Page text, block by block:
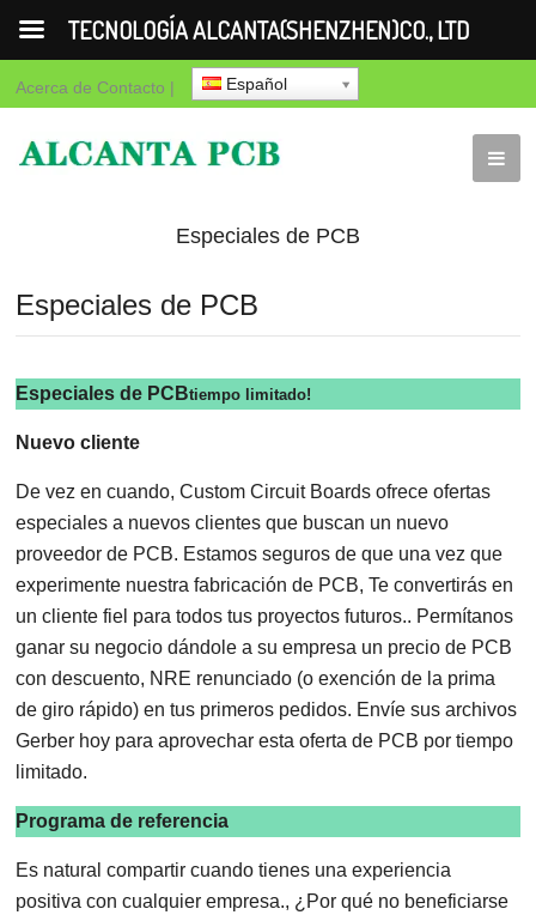
Acerca de Contacto | Español
Especiales de PCB
Especiales de PCB
Especiales de PCBtiempo limitado!
Nuevo cliente
De vez en cuando, Custom Circuit Boards ofrece ofertas
especiales a nuevos clientes que buscan un nuevo
proveedor de PCB. Estamos seguros de que una vez que
experimente nuestra fabricación de PCB, Te convertirás en
un cliente fiel para todos tus proyectos futuros.. Permítanos
ganar su negocio dándole a su empresa un precio de PCB
con descuento, NRE renunciado (o exención de la prima
de giro rápido) en tus primeros pedidos. Envíe sus archivos
Gerber hoy para aprovechar esta oferta de PCB por tiempo
limitado.
Programa de referencia
Es natural compartir cuando tienes una experiencia
positiva con cualquier empresa., ¿Por qué no beneficiarse
TECNOLOGÍA ALCANTA(SHENZHEN)CO., LTD